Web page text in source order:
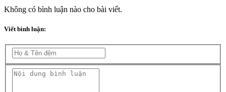
Không có bình luận nào cho bài viết.
Viết bình luận: